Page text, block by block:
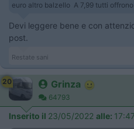
euro altro balzello A 7,99 tutti
Devi leggere bene e con
post.
Restate sani
20 Grinza
64793
Inserito il 23/05/2022 alle: